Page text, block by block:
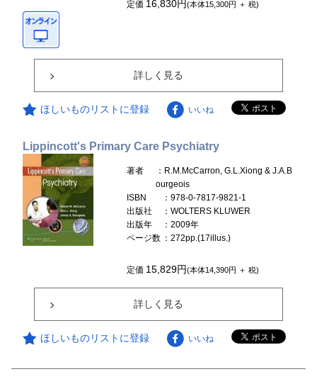
定価 16,830円(本体15,300円 ＋ 税)
詳しく見る
ほしいものリストに登録 いいね
Lippincott's Primary Care Psychiatry
著者
：R.M.McCarron, G.L.Xiong & J.A.B
ourgeois
ISBN
：978-0-7817-9821-1
出版社
：WOLTERS KLUWER
出版年
：2009年
ページ数 ：272pp.(17illus.)
定価 15,829円(本体14,390円 ＋ 税)
詳しく見る
ほしいものリストに登録 いいね